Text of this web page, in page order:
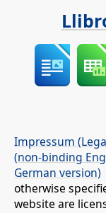
Impressum
(non-binding
German version)
otherwise
website are